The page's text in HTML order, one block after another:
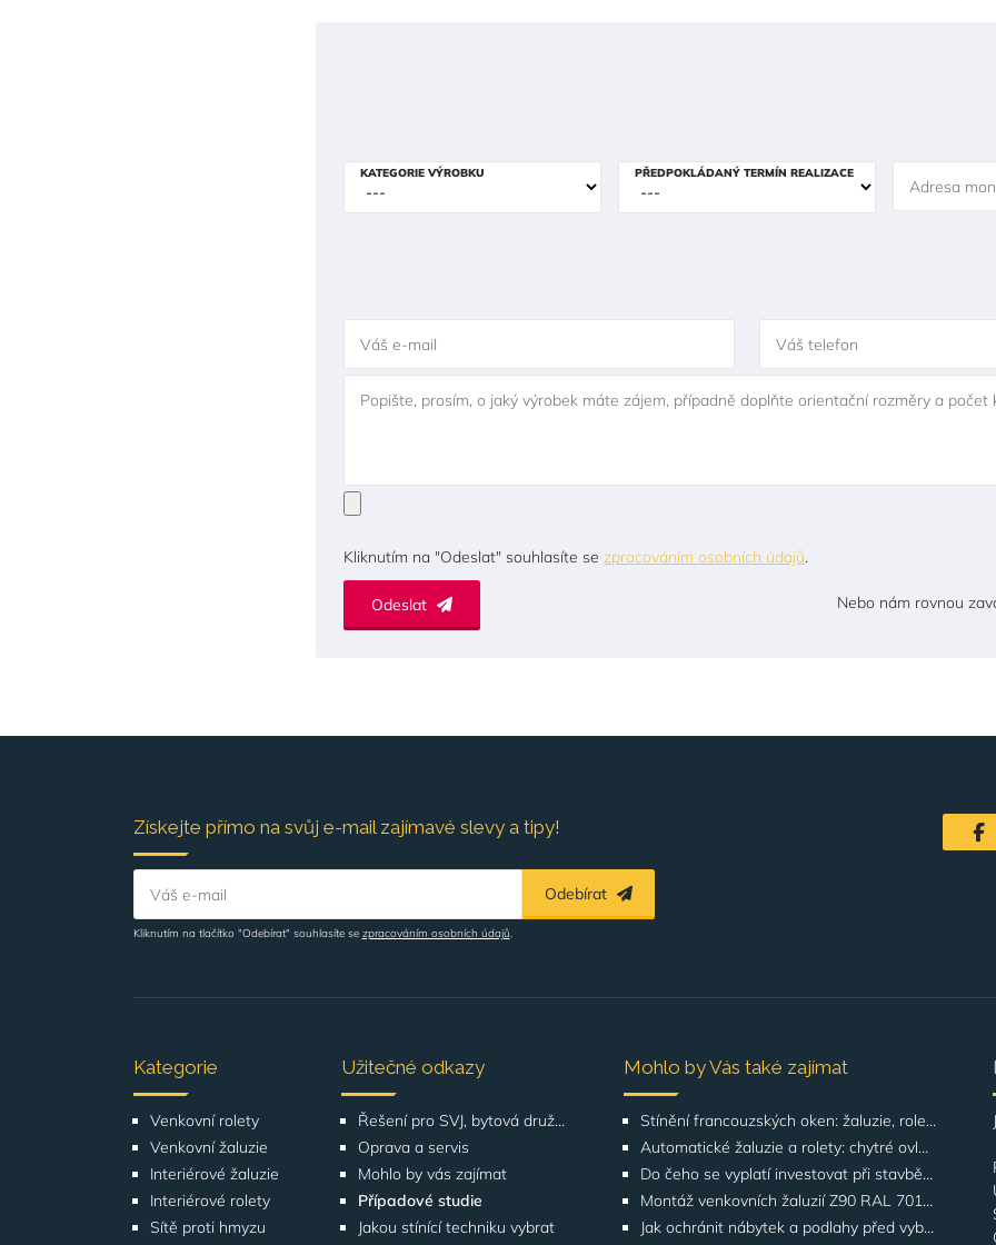
KATEGORIE VÝROBKU PŘEDPOKLÁDANÝ TERMÍN REALIZACE
Adresa
Váš e-mail Váš telefon
Popište, prosím, o jaký výrobek máte zájem, případně doplňte orientační rozměry a počet
Kliknutím na "Odeslat" souhlasíte sezpracováním osobních údajů.
Nebo nám rovnou
Odeslat
Získejte přímo na svůj e-mail zajímavé slevy a tipy!
Váš e-mail Odebírat
Kliknutím na tlačítko "Odebírat" souhlasíte se zpracováním osobních údajů.
Kategorie
Venkovní rolety
Venkovní žaluzie
Interiérové žaluzie
Interiérové rolety
Sítě proti hmyzu
Užitečné odkazy
Řešení pro SVJ, bytová družstva, správu budov
Oprava a servis
Mohlo by vás zajímat
Případové studie
Jakou stínící techniku vybrat
Mohlo by Vás také zajímat
Stínění francouzských oken: žaluzie, rolety, screeny | GATO
Automatické žaluzie a rolety: chytré ovládání | GATO
Do čeho se vyplatí investovat při stavbě domu? Odborníci upozorňují na stínění oken
Montáž venkovních žaluzií Z90 RAL 7016 na rodinných domech | Případová studie
Jak ochránit nábytek a podlahy před vyblednutím od slunce